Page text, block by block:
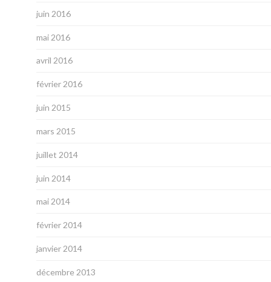
juin 2016
mai 2016
avril 2016
février 2016
juin 2015
mars 2015
juillet 2014
juin 2014
mai 2014
février 2014
janvier 2014
décembre 2013